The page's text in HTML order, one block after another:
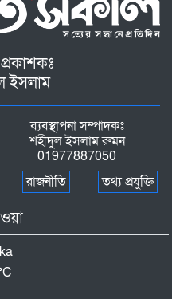
ইসলাম
ব্যবস্থাপনা সম্পাদকঃ
শহীদুল ইসলাম রুমন
01977887050
রাজনীতি তথ্য প্রযুক্তি
C